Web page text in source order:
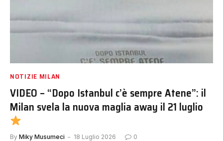
NOTIZIE MILAN
VIDEO – “Dopo Istanbul c’è sempre Atene”: il
Milan svela la nuova maglia away il 21 luglio
By Miky Musumeci 18 Luglio 2026 0